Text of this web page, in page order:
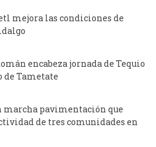
mejora las condiciones de
encabeza jornada de Tequio
de Tametate
marcha pavimentación que
de tres comunidades en